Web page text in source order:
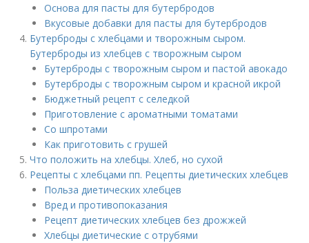
Основа для пасты для бутербродов
Вкусовые добавки для пасты для бутербродов
Бутерброды с хлебцами и творожным сыром.
Бутерброды из хлебцев с творожным сыром
Бутерброды с творожным сыром и пастой авокадо
Бутерброды с творожным сыром и красной икрой
Бюджетный рецепт с селедкой
Приготовление с ароматными томатами
Со шпротами
Как приготовить с грушей
Что положить на хлебцы. Хлеб, но сухой
Рецепты с хлебцами пп. Рецепты диетических хлебцев
Польза диетических хлебцев
Вред и противопоказания
Рецепт диетических хлебцев без дрожжей
Хлебцы диетические с отрубями